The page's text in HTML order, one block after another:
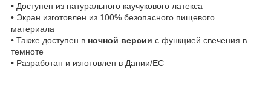
• Доступен из натурального каучукового латекса
• Экран изготовлен из 100% безопасного пищевого
материала
• Также доступен в ночной версии с функцией свечения в
темноте
• Разработан и изготовлен в Дании/ЕС